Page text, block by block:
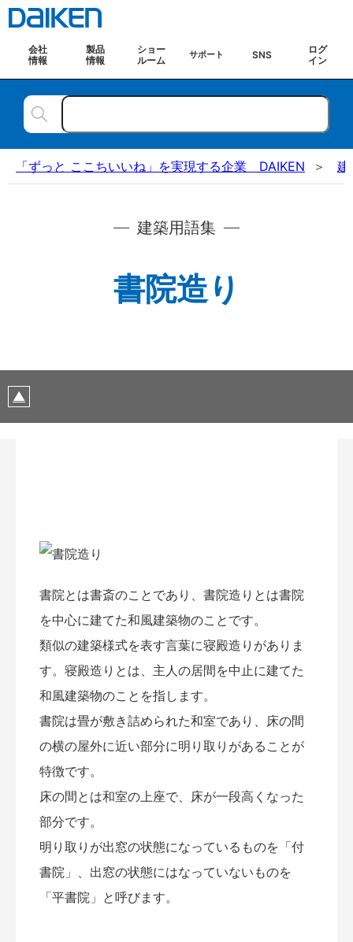
会社
情報
製品
情報
ショー
ルーム
サポート SNS
ログ
イン
「ずっと ここちいいね」を実現する企業 DAIKEN 建
建築用語集
書院造り
書院とは書斎のことであり、書院造りとは書院
を中心に建てた和風建築物のことです。
類似の建築様式を表す言葉に寝殿造りがありま
す。寝殿造りとは、主人の居間を中止に建てた
和風建築物のことを指します。
書院は畳が敷き詰められた和室であり、床の間
の横の屋外に近い部分に明り取りがあることが
特徴です。
床の間とは和室の上座で、床が一段高くなった
部分です。
明り取りが出窓の状態になっているものを「付
書院」、出窓の状態にはなっていないものを
「平書院」と呼びます。